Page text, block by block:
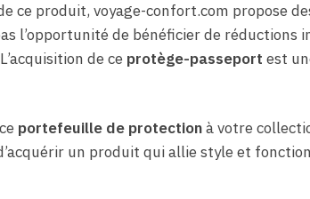
ce produit, voyage-confort.com propose
l’opportunité de bénéficier de réductions
de ce protège-passeport est
portefeuille de protectionà votre
un produit qui allie style et